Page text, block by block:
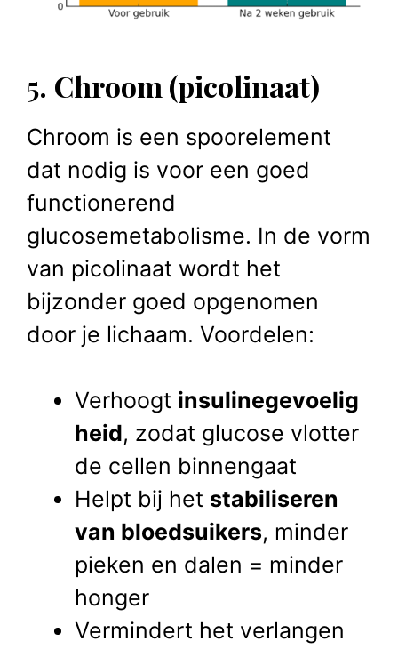
5. Chroom (picolinaat)
Chroom is een spoorelement
dat nodig is voor een goed
functionerend
glucosemetabolisme. In de vorm
van picolinaat wordt het
bijzonder goed opgenomen
door je lichaam. Voordelen:
Verhoogt insulinegevoelig
heid, zodat glucose vlotter
de cellen binnengaat
Helpt bij het stabiliseren
van bloedsuikers, minder
pieken en dalen = minder
honger
Vermindert het verlangen